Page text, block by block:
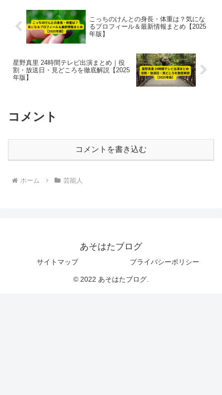
こっちのけんとの身長・体重は？気にな
るプロフィール＆最新情報まとめ【2025
年版】
星野真里 24時間テレビ出演まとめ｜役
割・放送日・見どころを徹底解説【2025
年版】
コメント
コメントを書き込む
ホーム 芸能人
あそはたブログ
サイトマップ プライバシーポリシー
© 2022 あそはたブログ.